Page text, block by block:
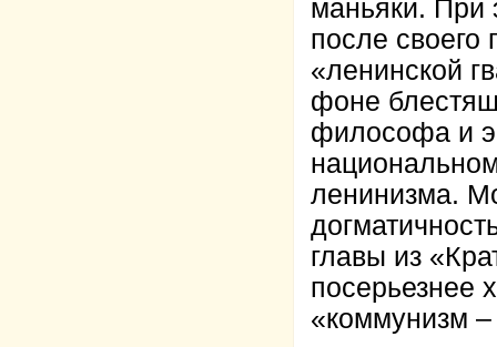
маньяки. При
после своего
«ленинской
фоне
философа и
ленинизма.
главы из
посерьезнее
«коммунизм